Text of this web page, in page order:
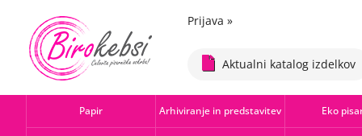
Prijava »
Aktualni katalog izdelkov
Papir Arhiviranje in predstavitev Eko